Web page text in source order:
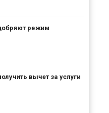
режим
вычет за услуги